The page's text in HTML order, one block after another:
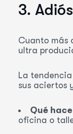
3.
Cuanto más
ultra
La
sus aciertos
Qué
oficina o